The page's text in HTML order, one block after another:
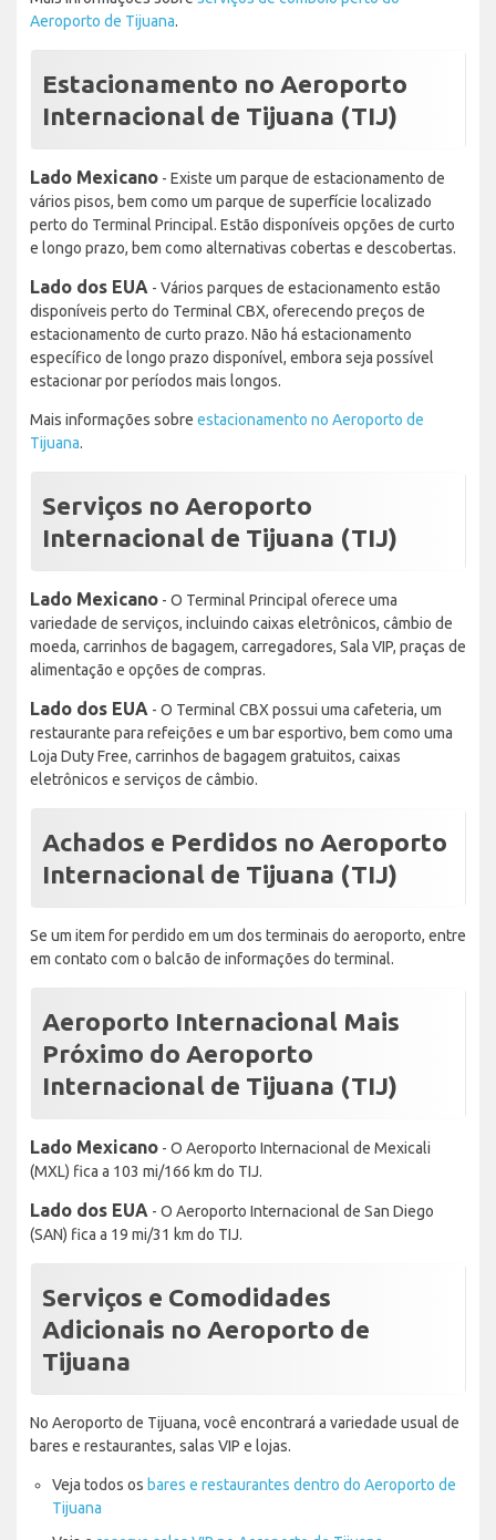
Aeroporto de Tijuana.
Estacionamento no Aeroporto
Internacional de Tijuana (TIJ)
Lado Mexicano - Existe um parque de estacionamento de
vários pisos, bem como um parque de superfície localizado
perto do Terminal Principal. Estão disponíveis opções de curto
e longo prazo, bem como alternativas cobertas e descobertas.
Lado dos EUA - Vários parques de estacionamento estão
disponíveis perto do Terminal CBX, oferecendo preços de
estacionamento de curto prazo. Não há estacionamento
específico de longo prazo disponível, embora seja possível
estacionar por períodos mais longos.
Mais informações sobre estacionamento no Aeroporto de
Tijuana.
Serviços no Aeroporto
Internacional de Tijuana (TIJ)
Lado Mexicano - O Terminal Principal oferece uma
variedade de serviços, incluindo caixas eletrônicos, câmbio de
moeda, carrinhos de bagagem, carregadores, Sala VIP, praças de
alimentação e opções de compras.
Lado dos EUA - O Terminal CBX possui uma cafeteria, um
restaurante para refeições e um bar esportivo, bem como uma
Loja Duty Free, carrinhos de bagagem gratuitos, caixas
eletrônicos e serviços de câmbio.
Achados e Perdidos no Aeroporto
Internacional de Tijuana (TIJ)
Se um item for perdido em um dos terminais do aeroporto, entre
em contato com o balcão de informações do terminal.
Aeroporto Internacional Mais
Próximo do Aeroporto
Internacional de Tijuana (TIJ)
Lado Mexicano - O Aeroporto Internacional de Mexicali
(MXL) fica a 103 mi/166 km do TIJ.
Lado dos EUA - O Aeroporto Internacional de San Diego
(SAN) fica a 19 mi/31 km do TIJ.
Serviços e Comodidades
Adicionais no Aeroporto de
Tijuana
No Aeroporto de Tijuana, você encontrará a variedade usual de
bares e restaurantes, salas VIP e lojas.
Veja todos os bares e restaurantes dentro do Aeroporto de
Tijuana